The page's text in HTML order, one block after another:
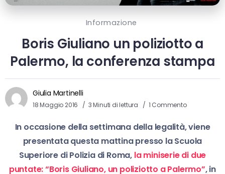
Informazione
Boris Giuliano un poliziotto a
Palermo, la conferenza stampa
Giulia Martinelli
18 Maggio 2016 3 Minuti di lettura 1 Commento
In occasione della settimana della legalità, viene
presentata questa mattina presso la Scuola
Superiore di Polizia di Roma, la miniserie di due
puntate: “Boris Giuliano, un poliziotto a Palermo”, in